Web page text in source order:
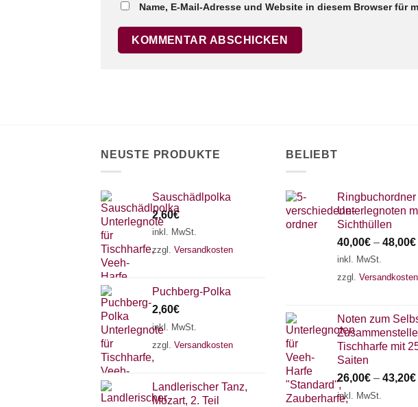
Name, E-Mail-Adresse und Website in diesem Browser für
NEUSTE PRODUKTE
Sauschädlpolka
2,60€
inkl. MwSt.
zzgl. Versandkosten
Puchberg-Polka
2,60€
inkl. MwSt.
zzgl. Versandkosten
Landlerischer Tanz,
Mozart, 2. Teil
BELIEBT
Ringbuchordner
Unterlegnoten
Sichthüllen
40,00€ – 48,00€
inkl. MwSt.
zzgl. Versandkosten
Noten zum
Tischharfe mit
Saiten
26,00€ – 43,20€
inkl. MwSt.